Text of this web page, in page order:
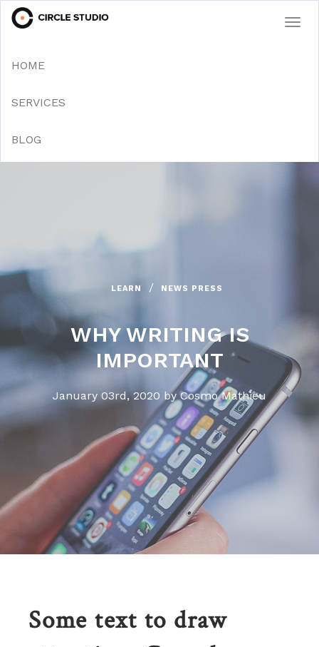
HOME
SERVICES
BLOG
LEARN NEWS PRESS
WHY WRITING IS
IMPORTANT
January 03rd, 2020 by Cosmo Mathieu
Some text to draw